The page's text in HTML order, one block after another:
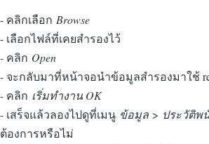
- คลิกเลือก Browse
- เลือกไฟล์ที่เคยสำรองไว้
- คลิก Open
- จะกลับมาที่หน้าจอนำข้อมูลสำรองมาใช้
- คลิก เริ่มทำงาน OK
- เสร็จแล้วลองไปดูที่เมนู ข้อมูล > ประวัติพ
ต้องการหรือไม่